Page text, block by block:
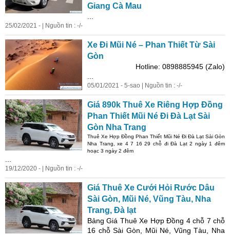
Giang Cà Mau
25/02/2021 - | Nguồn tin : -/-
Xe Đi Mũi Né – Phan Thiết Từ Sài
Gòn
Hotline: 0898885945 (Zalo)
05/01/2021 - 5-sao | Nguồn tin : -/-
Giá 890k Thuê Xe Riêng Hợp Đồng
Phan Thiết Mũi Né Đi Đà Lạt Sài
Gòn Nha Trang
Thuê Xe Hợp Đồng Phan Thiết Mũi Né Đi Đà Lạt Sài Gòn
Nha Trang, xe 4 7 16 29 chỗ đi Đà Lạt 2 ngày 1 đêm
hoạc 3 ngày 2 đêm
19/12/2020 - | Nguồn tin : -/-
Giá Thuê Xe Cưới Hỏi Rước Dâu
Sài Gòn, Mũi Né, Vũng Tàu, Nha
Trang, Đà lạt
Bảng Giá Thuê Xe Hợp Đồng 4 chỗ 7 chỗ
16 chỗ Sài Gòn, Mũi Né, Vũng Tàu, Nha